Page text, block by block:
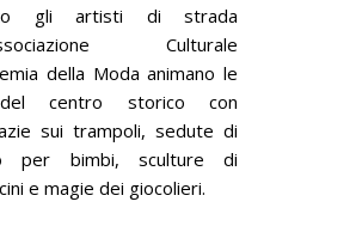
gli artisti di strada
Culturale
della Moda animano le
centro storico con
sui trampoli, sedute di
per bimbi, sculture di
e magie dei giocolieri.